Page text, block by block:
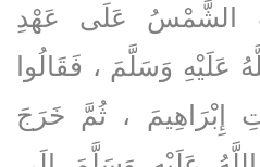
الشَّمْسُ عَلَى عَهْدِ
عَلَيْهِ وَسَلَّمَ ، فَقَالُوا
إِبْرَاهِيمَ ، ثُمَّ خَرَجَ